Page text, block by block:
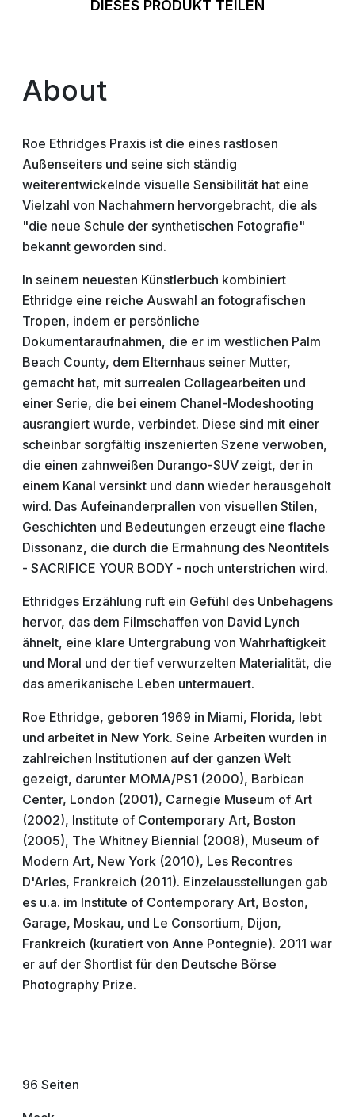
DIESES PRODUKT TEILEN
About
Roe Ethridges Praxis ist die eines rastlosen
Außenseiters und seine sich ständig
weiterentwickelnde visuelle Sensibilität hat eine
Vielzahl von Nachahmern hervorgebracht, die als
"die neue Schule der synthetischen Fotografie"
bekannt geworden sind.
In seinem neuesten Künstlerbuch kombiniert
Ethridge eine reiche Auswahl an fotografischen
Tropen, indem er persönliche
Dokumentaraufnahmen, die er im westlichen Palm
Beach County, dem Elternhaus seiner Mutter,
gemacht hat, mit surrealen Collagearbeiten und
einer Serie, die bei einem Chanel-Modeshooting
ausrangiert wurde, verbindet. Diese sind mit einer
scheinbar sorgfältig inszenierten Szene verwoben,
die einen zahnweißen Durango-SUV zeigt, der in
einem Kanal versinkt und dann wieder herausgeholt
wird. Das Aufeinanderprallen von visuellen Stilen,
Geschichten und Bedeutungen erzeugt eine flache
Dissonanz, die durch die Ermahnung des Neontitels
- SACRIFICE YOUR BODY - noch unterstrichen wird.
Ethridges Erzählung ruft ein Gefühl des Unbehagens
hervor, das dem Filmschaffen von David Lynch
ähnelt, eine klare Untergrabung von Wahrhaftigkeit
und Moral und der tief verwurzelten Materialität, die
das amerikanische Leben untermauert.
Roe Ethridge, geboren 1969 in Miami, Florida, lebt
und arbeitet in New York. Seine Arbeiten wurden in
zahlreichen Institutionen auf der ganzen Welt
gezeigt, darunter MOMA/PS1 (2000), Barbican
Center, London (2001), Carnegie Museum of Art
(2002), Institute of Contemporary Art, Boston
(2005), The Whitney Biennial (2008), Museum of
Modern Art, New York (2010), Les Recontres
D'Arles, Frankreich (2011). Einzelausstellungen gab
es u.a. im Institute of Contemporary Art, Boston,
Garage, Moskau, und Le Consortium, Dijon,
Frankreich (kuratiert von Anne Pontegnie). 2011 war
er auf der Shortlist für den Deutsche Börse
Photography Prize.
96 Seiten